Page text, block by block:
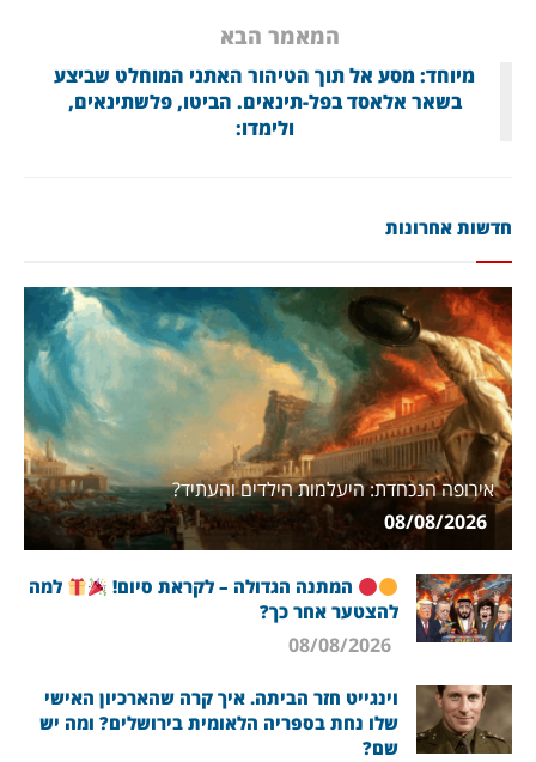
המאמר הבא
מיוחד: מסע אל תוך הטיהור האתני המוחלט שביצע
בשאר אלאסד בפל-תינאים. הביטו, פלשתינאים,
ולימדו:
חדשות אחרונות
אירופה הנכחדת: היעלמות הילדים והעתיד?
המתנה הגדולה – לקראת סיום!
למה
להצטער אחר כך?
וינגייט חזר הביתה. איך קרה שהארכיון האישי
שלו נחת בספריה הלאומית בירושלים? ומה יש
שם?